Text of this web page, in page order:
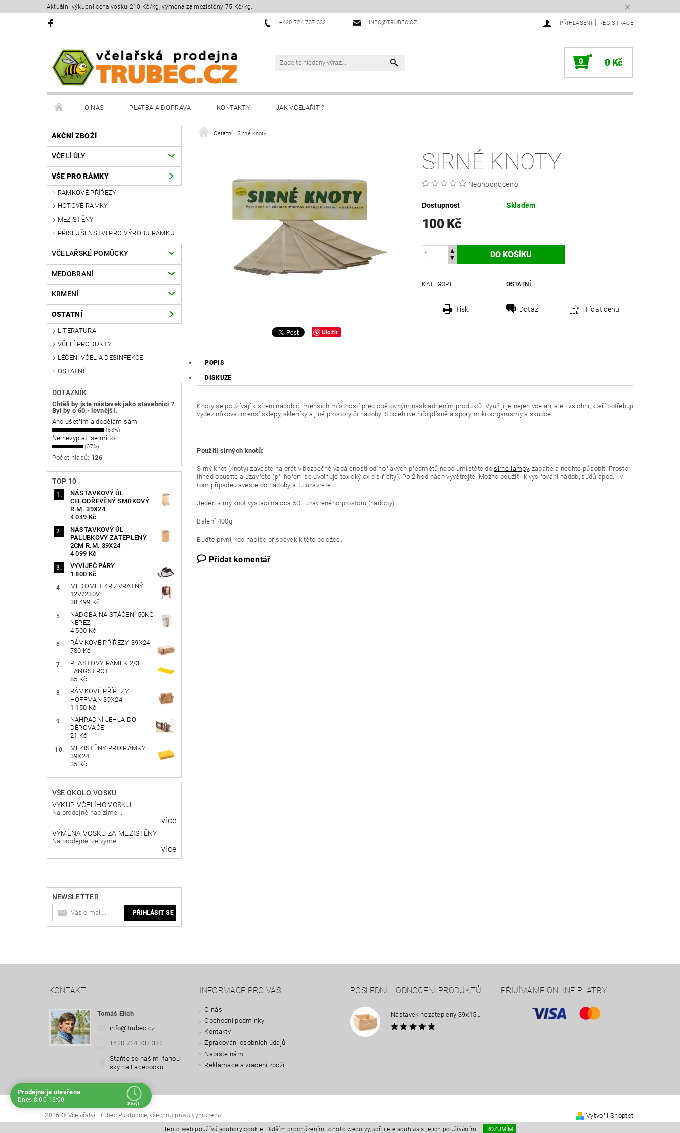
Aktuální výkupní cena vosku 210 Kč/kg, výměna za mezistěny 75 Kč/kg.
+420 724 737 332 INFO@TRUBEC.CZ PŘIHLÁŠENÍ REGISTRACE
0 0 Kč
O NÁS PLATBA A DOPRAVA KONTAKTY JAK VČELAŘIT ?
AKČNÍ ZBOŽÍ
VČELÍ ÚLY
VŠE PRO RÁMKY
RÁMKOVÉ PŘÍŘEZY
HOTOVÉ RÁMKY
MEZISTĚNY
PŘÍSLUŠENSTVÍ PRO VÝROBU RÁMKŮ
VČELAŘSKÉ POMŮCKY
MEDOBRANÍ
KRMENÍ
OSTATNÍ
LITERATURA
VČELÍ PRODUKTY
LÉČENÍ VČEL A DESINFEKCE
OSTATNÍ
DOTAZNÍK
Chtěli by jste nástavek jako stavebnici ?
Byl by o 60,- levnější.
Ano ušetřím a dodělám sám
(63%)
Ne nevyplatí se mi to.
(37%)
Počet hlasů: 126
TOP 10
NÁSTAVKOVÝ ÚL
CELODŘEVĚNÝ SMRKOVÝ
R.M. 39X24
4 049 Kč
NÁSTAVKOVÝ ÚL
PALUBKOVÝ ZATEPLENÝ
2CM R.M. 39X24
4 099 Kč
VYVÍJEČ PÁRY
1 800 Kč
MEDOMET 4R ZVRATNÝ
12V/230V
38 499 Kč
NÁDOBA NA STÁČENÍ 50KG
NEREZ
4 500 Kč
RÁMKOVÉ PŘÍŘEZY 39X24
780 Kč
PLASTOVÝ RÁMEK 2/3
LANGSTROTH
85 Kč
RÁMKOVÉ PŘÍŘEZY
HOFFMAN 39X24
1 150 Kč
NÁHRADNÍ JEHLA DO
DĚROVAČE
21 Kč
MEZISTĚNY PRO RÁMKY
39X24
35 Kč
VŠE OKOLO VOSKU
VÝKUP VČELÍHO VOSKU
Na prodejně nabízíme...
více
VÝMĚNA VOSKU ZA MEZISTĚNY
Na prodejně lze vymě...
více
NEWSLETTER
Ostatní Sirné knoty
Uložit
SIRNÉ KNOTY
Neohodnoceno
Dostupnost Skladem
100 Kč
KATEGORIE OSTATNÍ
Tisk Dotaz Hlídat cenu
POPIS
DISKUZE
Knoty se používají k síření nádob či menších místností před opětovným naskladněním produktů. Využijí je nejen včelaři, ale i všichni, kteří potřebují
vydezinfikovat menší sklepy, skleníky a jiné prostory či nádoby. Spolehlivě ničí plísně a spory, mikroorganismy a škůdce.
Použití sirných knotů:
Sirný knot (knoty) zavěste na drát v bezpečné vzdálenosti od hořlavých předmětů nebo umístěte dosirné lampy, zapalte a nechte působit. Prostor
ihned opusťte a uzavřete (při hoření se uvolňuje toxický oxid siřičitý). Po 2 hodinách vyvětrejte. Možno použít i k vysiřování nádob, sudů apod. - v
tom případě zavěste do nádoby a tu uzavřete.
Jeden sirný knot vystačí na cca 50 l uzavřeného prostoru (nádoby).
Balení 400g
Buďte první, kdo napíše příspěvek k této položce.
Přidat komentář
KONTAKT
Tomáš Elich
info@trubec.cz
+420 724 737 332
Staňte se našimi fanou
šky na Facebooku
INFORMACE PRO VÁS
O nás
Obchodní podmínky
Kontakty
Zpracování osobních údajů
Napište nám
Reklamace a vrácení zboží
POSLEDNÍ HODNOCENÍ PRODUKTŮ
Nástavek nezateplený 39x15 Smrkový
|
PŘIJÍMÁME ONLINE PLATBY
2026 © Včelařství Trubec Pardubice, všechna práva vyhrazena Vytvořil Shoptet
Prodejna je otevřena
Dnes 8:00-16:00
Skrýt
Navštivte nás osobně
Čas Pauza
Zavřeno
-
Tento web používá soubory cookie. Dalším procházením tohoto webu vyjadřujete souhlas s jejich používáním. ROZUMÍM